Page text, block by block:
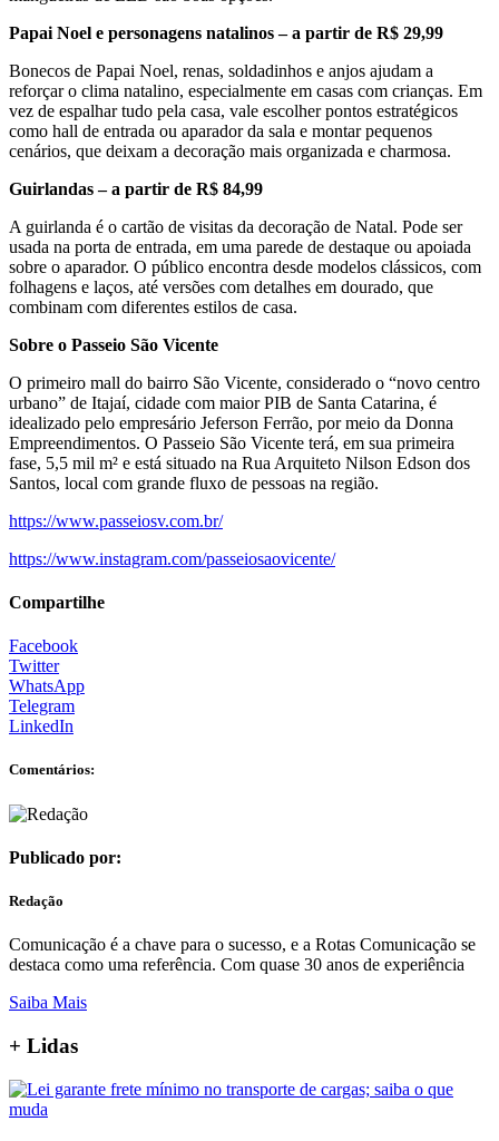
Papai Noel e personagens natalinos – a partir de R$ 29,99
Bonecos de Papai Noel, renas, soldadinhos e anjos ajudam a
reforçar o clima natalino, especialmente em casas com crianças. Em
vez de espalhar tudo pela casa, vale escolher pontos estratégicos
como hall de entrada ou aparador da sala e montar pequenos
cenários, que deixam a decoração mais organizada e charmosa.
Guirlandas – a partir de R$ 84,99
A guirlanda é o cartão de visitas da decoração de Natal. Pode ser
usada na porta de entrada, em uma parede de destaque ou apoiada
sobre o aparador. O público encontra desde modelos clássicos, com
folhagens e laços, até versões com detalhes em dourado, que
combinam com diferentes estilos de casa.
Sobre o Passeio São Vicente
O primeiro mall do bairro São Vicente, considerado o “novo centro
urbano” de Itajaí, cidade com maior PIB de Santa Catarina, é
idealizado pelo empresário Jeferson Ferrão, por meio da Donna
Empreendimentos. O Passeio São Vicente terá, em sua primeira
fase, 5,5 mil m² e está situado na Rua Arquiteto Nilson Edson dos
Santos, local com grande fluxo de pessoas na região.
https://www.passeiosv.com.br/
https://www.instagram.com/passeiosaovicente/
Compartilhe
Facebook
Twitter
WhatsApp
Telegram
LinkedIn
Comentários:
Publicado por:
Redação
Comunicação é a chave para o sucesso, e a Rotas Comunicação se
destaca como uma referência. Com quase 30 anos de experiência
Saiba Mais
+ Lidas